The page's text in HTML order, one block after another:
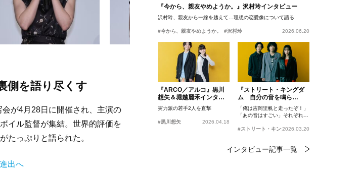
側を語り尽くす
が4月28日に開催され、主演の
イル監督が集結。世界的評価を
たっぷりと語られた。
出へ
『今から、親友やめようか。』沢村玲インタビュー
沢村玲、親友から一線を越えて…理想の恋愛像について語る
#今から、親友やめようか。 #沢村玲 2026.06.20
『ARCO／アルコ』黒川
想矢＆堀越麗禾インタビ
ュー
実力派の若手2人を直撃
#黒川想矢 2026.04.18
『ストリート・キングダ
ム 自分の音を鳴ら
せ。』峯田和伸、若葉竜
也、吉岡里帆インタビュ
ー
「俺は吉岡里帆と走ったぞ！」
「あの音はすごい」それぞれの
#ストリート・キングダム 自分の音を鳴らせ。
2026.03.20
インタビュー記事一覧